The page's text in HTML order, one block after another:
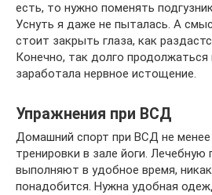
есть, то нужно поменять
Уснуть я даже не пыталась. А
стоит закрыть глаза, как
Конечно, так долго продолжаться
заработала нервное истощение.
Упражнения при ВСД
Домашний спорт при ВСД не менее
тренировки в зале йоги. Лечебную
выполняют в удобное время,
понадобится. Нужна удобная